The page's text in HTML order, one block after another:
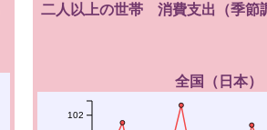
二人以上の世帯 消費支出（季節
全国（日本
102